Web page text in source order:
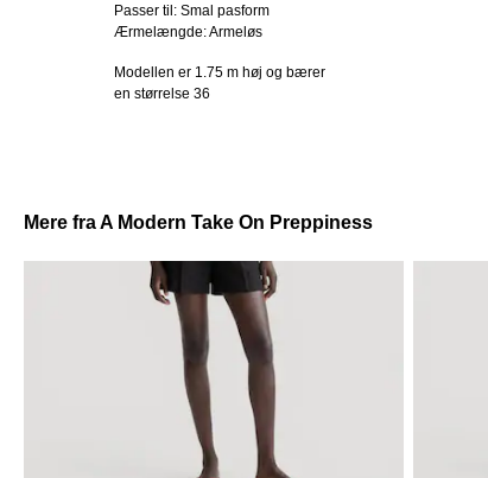
Passer til: Smal pasform
Ærmelængde: Armeløs
Modellen er 1.75 m høj og bærer
en størrelse 36
Mere fra A Modern Take On Preppiness